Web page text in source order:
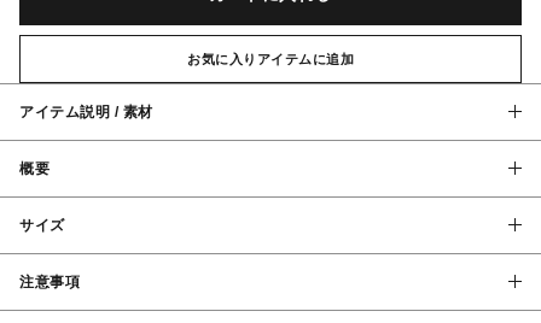
お気に入りアイテムに追加
アイテム説明 / 素材
概要
サイズ
注意事項